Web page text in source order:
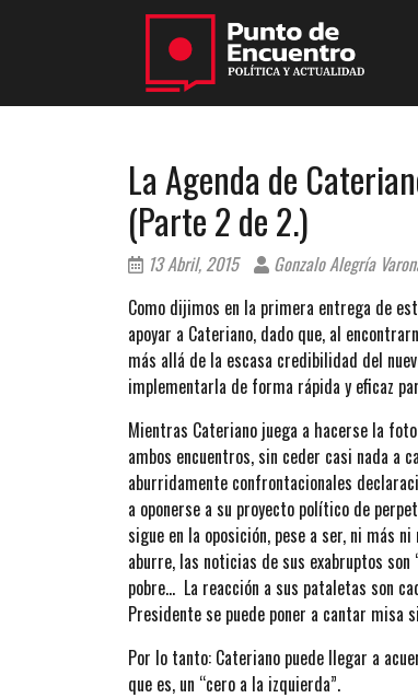
La Agenda de
(Parte 2 de 2.)
13 Abril, 2015
Gonzalo Alegría
Como dijimos en la primera entrega de
apoyar a Cateriano, dado que, al
más allá de la escasa credibilidad del
implementarla de forma rápida y eficaz
Mientras Cateriano juega a hacerse la
ambos encuentros, sin ceder casi nada a
aburridamente confrontacionales
a oponerse a su proyecto político de
sigue en la oposición, pese a ser, ni más
aburre, las noticias de sus exabruptos
pobre… La reacción a sus pataletas son
Presidente se puede poner a cantar
Por lo tanto: Cateriano puede llegar a
que es, un “cero a la izquierda”.